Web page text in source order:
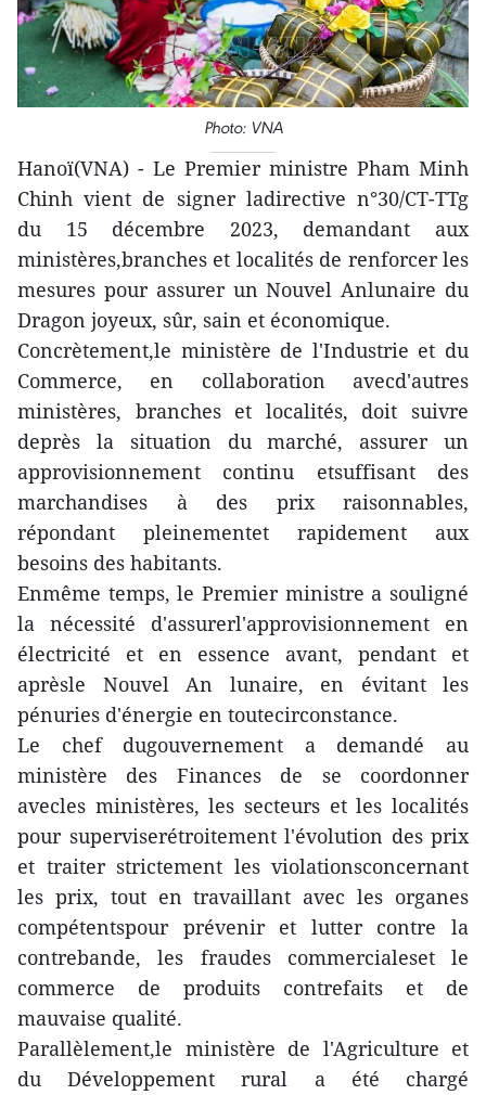
Photo: VNA
Hanoï(VNA) - Le Premier ministre Pham Minh
Chinh vient de signer ladirective n°30/CT-TTg
du 15 décembre 2023, demandant aux
ministères,branches et localités de renforcer les
mesures pour assurer un Nouvel Anlunaire du
Dragon joyeux, sûr, sain et économique.
Concrètement,le ministère de l'Industrie et du
Commerce, en collaboration avecd'autres
ministères, branches et localités, doit suivre
deprès la situation du marché, assurer un
approvisionnement continu etsuffisant des
marchandises à des prix raisonnables,
répondant pleinementet rapidement aux
besoins des habitants.
Enmême temps, le Premier ministre a souligné
la nécessité d'assurerl'approvisionnement en
électricité et en essence avant, pendant et
aprèsle Nouvel An lunaire, en évitant les
pénuries d'énergie en toutecirconstance.
Le chef dugouvernement a demandé au
ministère des Finances de se coordonner
avecles ministères, les secteurs et les localités
pour superviserétroitement l'évolution des prix
et traiter strictement les violationsconcernant
les prix, tout en travaillant avec les organes
compétentspour prévenir et lutter contre la
contrebande, les fraudes commercialeset le
commerce de produits contrefaits et de
mauvaise qualité.
Parallèlement,le ministère de l'Agriculture et
du Développement rural a été chargé